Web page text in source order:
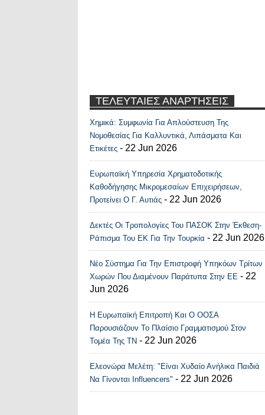
ΤΕΛΕΥΤΑΙΕΣ ΑΝΑΡΤΗΣΕΙΣ
Recent Posts Widget
Χημικά: Συμφωνία Για Απλούστευση Της
Νομοθεσίας Για Καλλυντικά, Λιπάσματα Και
Ετικέτες - 22 Jun 2026
Ευρωπαϊκή Υπηρεσία Χρηματοδοτικής
Καθοδήγησης Μικρομεσαίων Επιχειρήσεων,
Προτείνει Ο Γ. Αυτιάς - 22 Jun 2026
Δεκτές Οι Τροπολογίες Του ΠΑΣΟΚ Στην Έκθεση-
Ράπισμα Του ΕΚ Για Την Τουρκία - 22 Jun 2026
Νέο Σύστημα Για Την Επιστροφή Υπηκόων Τρίτων
Χωρών Που Διαμένουν Παράτυπα Στην ΕΕ - 22
Jun 2026
Η Ευρωπαϊκή Επιτροπή Και Ο ΟΟΣΑ
Παρουσιάζουν Το Πλαίσιο Γραμματισμού Στον
Τομέα Της ΤΝ - 22 Jun 2026
Ελεονώρα Μελέτη: "Είναι Χυδαίο Ανήλικα Παιδιά
Να Γίνονται Influencers" - 22 Jun 2026